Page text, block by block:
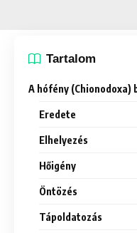
Tartalom
A hófény (Chionodoxa)
Eredete
Elhelyezés
Hőigény
Öntözés
Tápoldatozás